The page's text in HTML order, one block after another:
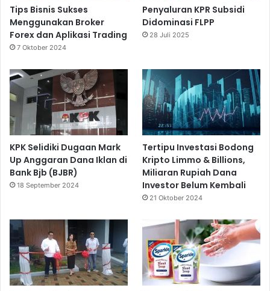
Tips Bisnis Sukses
Menggunakan Broker
Forex dan Aplikasi Trading
7 Oktober 2024
Penyaluran KPR Subsidi
Didominasi FLPP
28 Juli 2025
KPK Selidiki Dugaan Mark
Up Anggaran Dana Iklan di
Bank Bjb (BJBR)
18 September 2024
Tertipu Investasi Bodong
Kripto Limmo & Billions,
Miliaran Rupiah Dana
Investor Belum Kembali
21 Oktober 2024